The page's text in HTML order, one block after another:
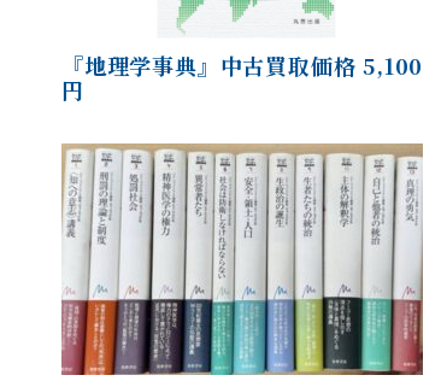
『地理学事典』中古買取価格 5,100
円